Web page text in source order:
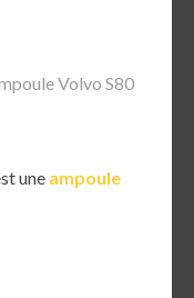
Volvo S80
une ampoule